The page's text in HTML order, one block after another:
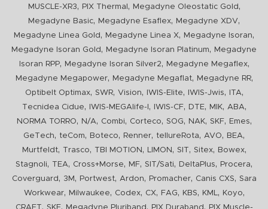
MUSCLE-XR3, PIX Thermal , Megadyne Oleostatic Gold ,
Megadyne Basic, Megadyne Esaflex, Megadyne XDV,
Megadyne Linea Gold , Megadyne Linea X, Megadyne Isoran,
Megadyne Isoran Gold , Megadyne Isoran Platinum,
Megadyne
Isoran RPP, Megadyne Isoran Silver2, Megadyne Megaflex,
Megadyne Megapower, Megadyne Megaflat, Megadyne RR,
Optibelt Optimax, SWR, Vision, IWIS-Elite, IWIS-Jwis, ITA,
Tecnidea Cidue, IWIS-MEGAlife-I , IWIS-CF, DTE, MIK, ABA,
NORMA TORRO, N/A, Combi, Corteco, SOG, NAK, SKF, Emes,
GeTech, teCom, Boteco, Renner, tellureRota, AVO, BEA,
Murtfeldt, Trasco, TBI MOTION , LIMON , SIT, Sitex, Bowex,
Stagnoli, TEA, Cross+Morse, MF, SIT/Sati, DeltaPlus, Procera,
Coverguard , 3M , Portwest, Ardon, Promacher, Canis CXS, Sara
Workwear, Milwaukee, Codex, CX, FAG, KBS, KML, Koyo,
, , , ,